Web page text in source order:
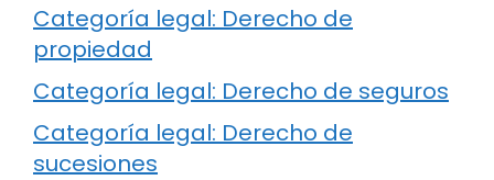
Categoría legal: Derecho de
propiedad
Categoría legal: Derecho de seguros
Categoría legal: Derecho de
sucesiones